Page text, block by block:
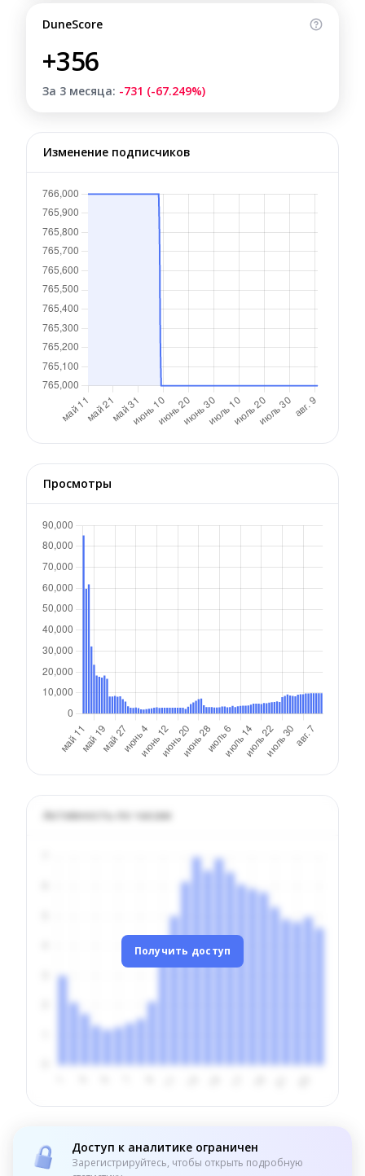
DuneScore
+356
За 3 месяца: -731 (-67.249%)
Изменение подписчиков
Просмотры
Активность по часам
Получить доступ
Доступ к аналитике ограничен
Зарегистрируйтесь, чтобы открыть подробную